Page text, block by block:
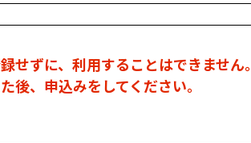
せずに、利用することはできません。
後、申込みをしてください。